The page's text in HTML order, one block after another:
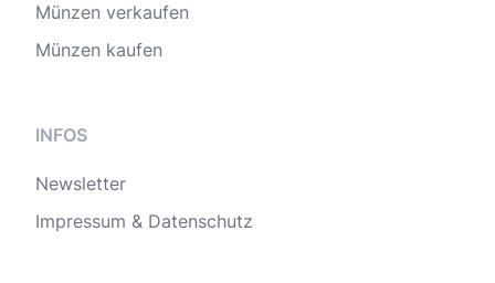
Münzen verkaufen
Münzen kaufen
INFOS
Newsletter
Impressum & Datenschutz